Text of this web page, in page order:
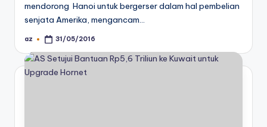
mendorong Hanoi untuk bergerser dalam hal pembelian
senjata Amerika, mengancam…
Posted
az 31/05/2016